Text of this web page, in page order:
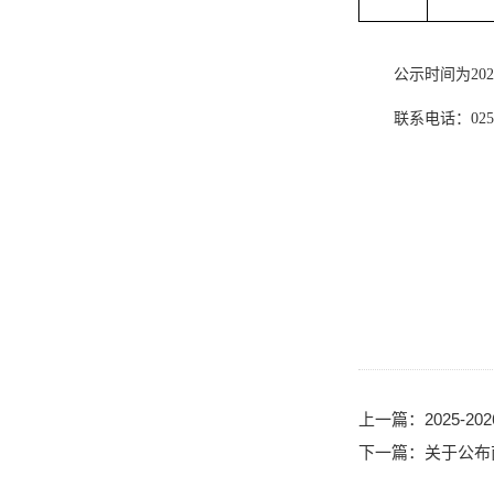
公示时间为
联系电话：
上一篇： 2025-
下一篇： 关于公